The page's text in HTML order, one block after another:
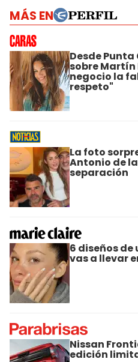
MÁS EN
Desde
sobre Martín
negocio la
respeto"
La foto
Antonio de la
separación
6 diseños
vas a llevar
Nissan
edición